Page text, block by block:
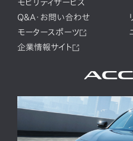
モビリティサービス
Q&A・お問い合わせ
モータースポーツ
企業情報サイト